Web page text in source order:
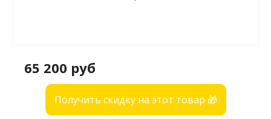
65 200 руб
Получить скидку на этот товар 🎁